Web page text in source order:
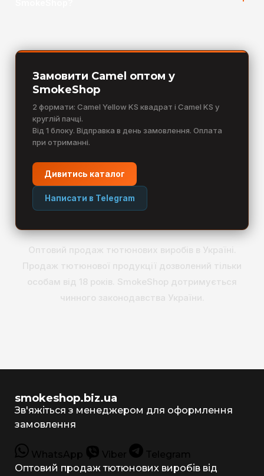
Замовити Camel оптом у
SmokeShop
2 формати: Camel Yellow KS квадрат і Camel KS у
круглій пачці.
Від 1 блоку. Відправка в день замовлення. Оплата
при отриманні.
Дивитись каталог
Написати в Telegram
Оптовий продаж тютюнових виробів в Україні.
Продаж тютюнової продукції дозволений тільки
особам від 18 років. SmokeShop дотримується
чинного законодавства України.
smokeshop.biz.ua
Зв'яжіться з менеджером для оформлення
замовлення
WhatsApp Viber
Telegram
Оптовий продаж тютюнових виробів від